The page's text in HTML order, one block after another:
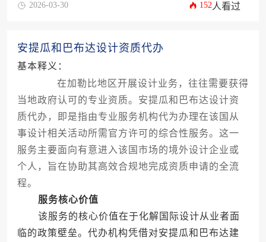
2026-03-30 152人看过
安提瓜和巴布达设计资质代办
基本释义：
在加勒比地区开展设计业务，往往需要获得
当地政府认可的专业资质。安提瓜和巴布达设计资
质代办，即是指由专业服务机构代为办理在该国从
事设计相关活动所需官方许可的综合性服务。这一
服务主要面向有意进入该国市场的境外设计企业或
个人，旨在协助其高效合规地完成资质申请的全流
程。
服务核心价值
该服务的核心价值在于化解国际设计从业者面
临的政策壁垒。代办机构凭借对安提瓜和巴布达建